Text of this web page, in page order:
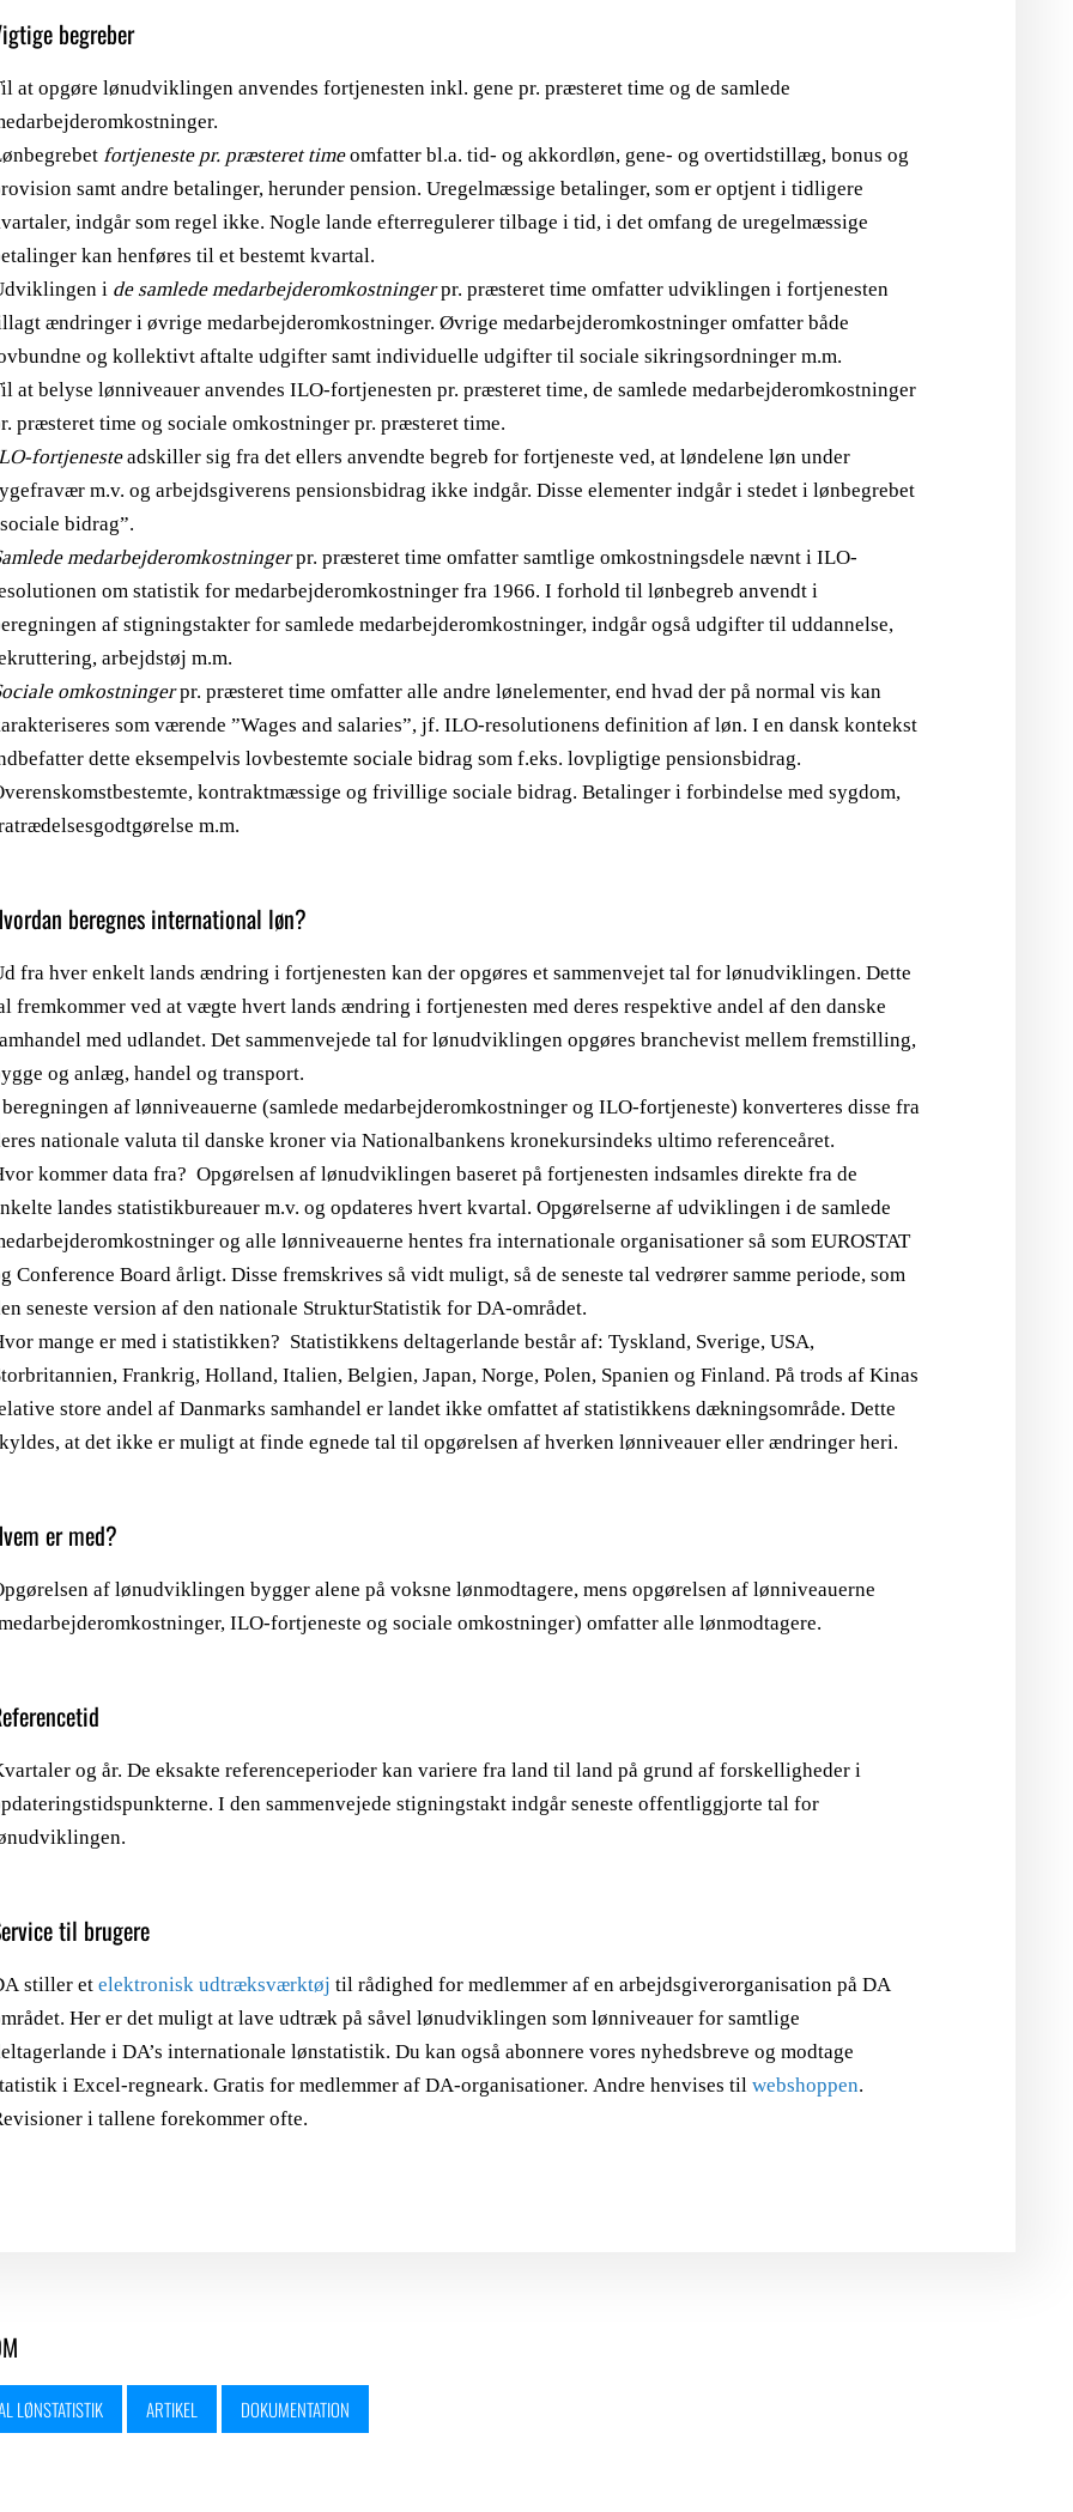
begreber
at opgøre lønudviklingen anvendes fortjenesten inkl. gene pr. præsteret time og de samlede
fortjeneste pr. præsteret timeomfatter bl.a. tid- og akkordløn, gene- og overtidstillæg, bonus og
samt andre betalinger, herunder pension. Uregelmæssige betalinger, som er optjent i tidligere
indgår som regel ikke. Nogle lande efterregulerer tilbage i tid, i det omfang de uregelmæssige
kan henføres til et bestemt kvartal.
i de samlede medarbejderomkostningerpr. præsteret time omfatter udviklingen i fortjenesten
ændringer i øvrige medarbejderomkostninger. Øvrige medarbejderomkostninger omfatter både
og kollektivt aftalte udgifter samt individuelle udgifter til sociale sikringsordninger m.m.
at belyse lønniveauer anvendes ILO-fortjenesten pr. præsteret time, de samlede medarbejderomkostninger
præsteret time og sociale omkostninger pr. præsteret time.
fortjenesteadskiller sig fra det ellers anvendte begreb for fortjeneste ved, at løndelene løn under
m.v. og arbejdsgiverens pensionsbidrag ikke indgår. Disse elementer indgår i stedet i lønbegrebet
bidrag”.
medarbejderomkostningerpr. præsteret time omfatter samtlige omkostningsdele nævnt i ILO-
om statistik for medarbejderomkostninger fra 1966. I forhold til lønbegreb anvendt i
af stigningstakter for samlede medarbejderomkostninger, indgår også udgifter til uddannelse,
arbejdstøj m.m.
omkostningerpr. præsteret time omfatter alle andre lønelementer, end hvad der på normal vis kan
som værende ”Wages and salaries”, jf. ILO-resolutionens definition af løn. I en dansk kontekst
dette eksempelvis lovbestemte sociale bidrag som f.eks. lovpligtige pensionsbidrag.
kontraktmæssige og frivillige sociale bidrag. Betalinger i forbindelse med sygdom,
m.m.
beregnes international løn?
fra hver enkelt lands ændring i fortjenesten kan der opgøres et sammenvejet tal for lønudviklingen. Dette
fremkommer ved at vægte hvert lands ændring i fortjenesten med deres respektive andel af den danske
med udlandet. Det sammenvejede tal for lønudviklingen opgøres branchevist mellem fremstilling,
og anlæg, handel og transport.
af lønniveauerne (samlede medarbejderomkostninger og ILO-fortjeneste) konverteres disse fra
nationale valuta til danske kroner via Nationalbankens kronekursindeks ultimo referenceåret.
kommer data fra? Opgørelsen af lønudviklingen baseret på fortjenesten indsamles direkte fra de
landes statistikbureauer m.v. og opdateres hvert kvartal. Opgørelserne af udviklingen i de samlede
og alle lønniveauerne hentes fra internationale organisationer så som EUROSTAT
Conference Board årligt. Disse fremskrives så vidt muligt, så de seneste tal vedrører samme periode, som
seneste version af den nationale StrukturStatistik for DA-området.
mange er med i statistikken? Statistikkens deltagerlande består af: Tyskland, Sverige, USA,
Frankrig, Holland, Italien, Belgien, Japan, Norge, Polen, Spanien og Finland. På trods af Kinas
store andel af Danmarks samhandel er landet ikke omfattet af statistikkens dækningsområde. Dette
at det ikke er muligt at finde egnede tal til opgørelsen af hverken lønniveauer eller ændringer heri.
er med?
af lønudviklingen bygger alene på voksne lønmodtagere, mens opgørelsen af lønniveauerne
ILO-fortjeneste og sociale omkostninger) omfatter alle lønmodtagere.
og år. De eksakte referenceperioder kan variere fra land til land på grund af forskelligheder i
I den sammenvejede stigningstakt indgår seneste offentliggjorte tal for
til brugere
stiller et elektronisk udtræksværktøj til rådighed for medlemmer af en arbejdsgiverorganisation på DA
Her er det muligt at lave udtræk på såvel lønudviklingen som lønniveauer for samtlige
i DA’s internationale lønstatistik. Du kan også abonnere vores nyhedsbreve og modtage
i Excel-regneark. Gratis for medlemmer af DA-organisationer. Andre henvises til webshoppen.
i tallene forekommer ofte.
LØNSTATISTIK ARTIKEL DOKUMENTATION